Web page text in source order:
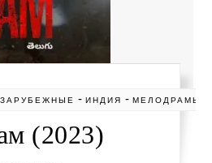
ЗАРУБЕЖНЫЕ -ИНДИЯ -МЕЛОДРАМЫ
(2023)